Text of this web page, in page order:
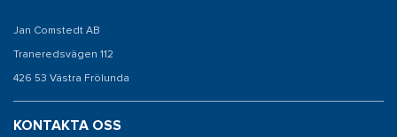
Jan Comstedt AB
Traneredsvägen 112
426 53 Västra Frölunda
KONTAKTA OSS